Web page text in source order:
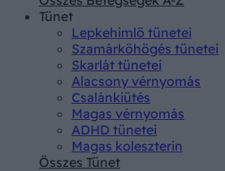
Tünet
Lepkehimlő tünetei
Szamárköhögés tünetei
Skarlát tünetei
Alacsony vérnyomás
Csalánkiütés
Magas vérnyomás
ADHD tünetei
Magas koleszterin
Összes Tünet